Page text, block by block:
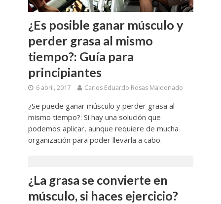
¿Es posible ganar músculo y
perder grasa al mismo
tiempo?: Guía para
principiantes
6 abril, 2017 Carlos Eduardo Rosas Maldonado
¿Se puede ganar músculo y perder grasa al
mismo tiempo?: Si hay una solución que
podemos aplicar, aunque requiere de mucha
organización para poder llevarla a cabo.
¿La grasa se convierte en
músculo, si haces ejercicio?